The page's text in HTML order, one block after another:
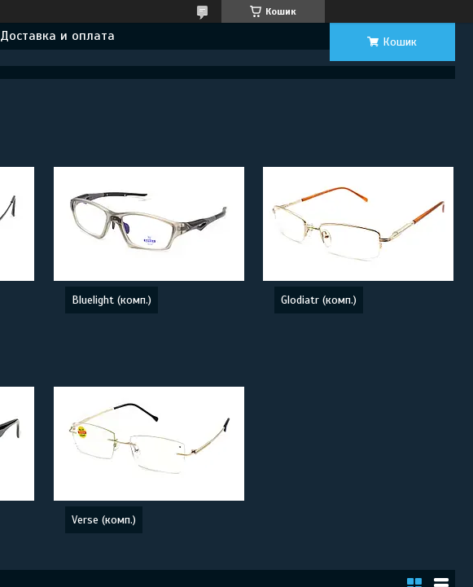
Кошик
Доставка и оплата Кошик
Bluelight (комп.) Glodiatr (комп.)
Verse (комп.)